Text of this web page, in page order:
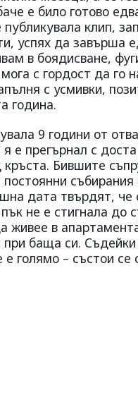
е било готово
клип,
успях да завърша
в боядисване,
с гордост да го
с усмивки,
година.
9 години от
е прегърнал с
Бившите
дата твърдят, че
не е стигнала до
в
баща си.
– състои се